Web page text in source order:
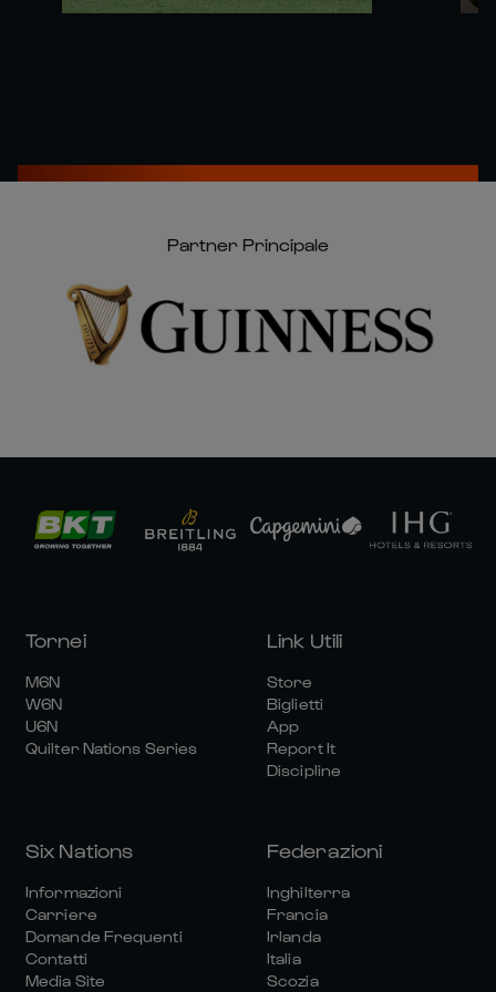
Partner Principale
Tornei
M6N
W6N
U6N
Quilter Nations Series
Link Utili
Store
Biglietti
App
Report It
Discipline
Six Nations
Informazioni
Carriere
Domande Frequenti
Contatti
Media Site
Federazioni
Inghilterra
Francia
Irlanda
Italia
Scozia